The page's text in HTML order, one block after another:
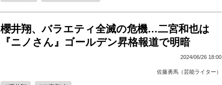
櫻井翔、バラエティ全滅の危機…二宮和也は
『ニノさん』ゴールデン昇格報道で明暗
2024/06/26 18:00
佐藤勇馬（芸能ライター）